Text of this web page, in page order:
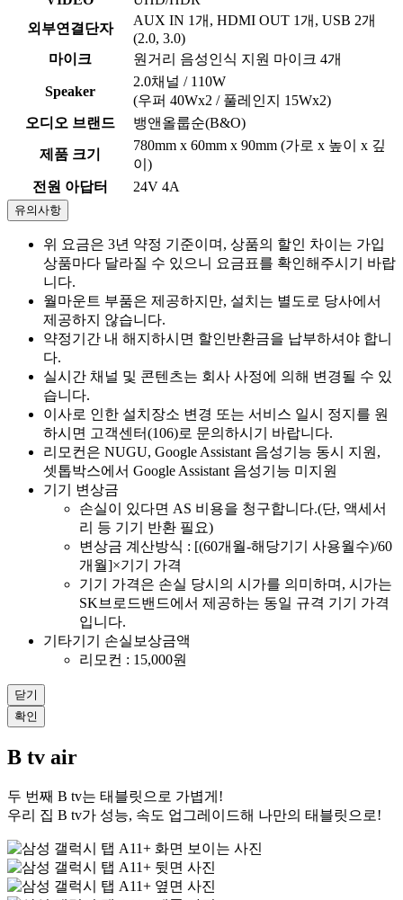
외부연결단자
AUX IN 1개, HDMI OUT 1개, USB 2개
(2.0, 3.0)
마이크
원거리 음성인식 지원 마이크 4개
Speaker
2.0채널 / 110W
(우퍼 40Wx2 / 풀레인지 15Wx2)
오디오 브랜드
뱅앤올룹순(B&O)
제품 크기
780mm x 60mm x 90mm (가로 x 높이 x 깊
이)
전원 아답터
24V 4A
유의사항
위 요금은 3년 약정 기준이며, 상품의 할인 차이는 가입
상품마다 달라질 수 있으니 요금표를 확인해주시기 바랍
니다.
월마운트 부품은 제공하지만, 설치는 별도로 당사에서
제공하지 않습니다.
약정기간 내 해지하시면 할인반환금을 납부하셔야 합니
다.
실시간 채널 및 콘텐츠는 회사 사정에 의해 변경될 수 있
습니다.
이사로 인한 설치장소 변경 또는 서비스 일시 정지를 원
하시면 고객센터(106)로 문의하시기 바랍니다.
리모컨은 NUGU, Google Assistant 음성기능 동시 지원,
셋톱박스에서 Google Assistant 음성기능 미지원
기기 변상금
손실이 있다면 AS 비용을 청구합니다.(단, 액세서
리 등 기기 반환 필요)
변상금 계산방식 : [(60개월-해당기기 사용월수)/60
개월]×기기 가격
기기 가격은 손실 당시의 시가를 의미하며, 시가는
SK브로드밴드에서 제공하는 동일 규격 기기 가격
입니다.
기타기기 손실보상금액
리모컨 : 15,000원
닫기
확인
B tv air
두 번째 B tv는 태블릿으로 가볍게!
우리 집 B tv가 성능, 속도 업그레이드해 나만의 태블릿으로!